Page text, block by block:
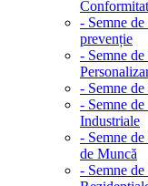
- Semne
prevenție
- Semne
- Semne
- Semne
Industriale
- Semne
de Muncă
- Semne